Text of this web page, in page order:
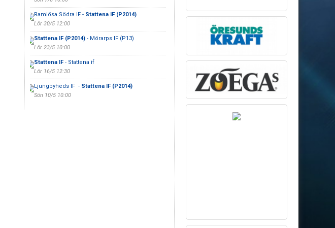
Ramlösa Södra IF - Stattena IF (P2014)
Lör 30/5 12:00
Stattena IF (P2014)- Mörarps IF (P13)
Lör 23/5 10:00
Stattena IF- Stattena if
Lör 16/5 12:30
Ljungbyheds IF - Stattena IF (P2014)
Sön 10/5 10:00